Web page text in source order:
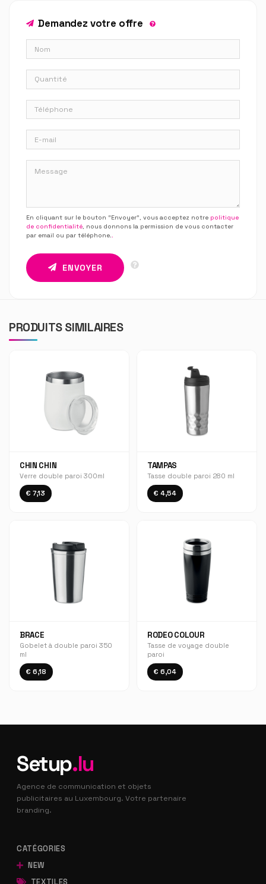
Demandez votre offre
En cliquant sur le bouton “Envoyer”, vous acceptez notre politique
de confidentialité, nous donnons la permission de vous contacter
par email ou par téléphone..
ENVOYER
PRODUITS SIMILAIRES
CHIN CHIN
Verre double paroi 300ml
€ 7,13
TAMPAS
Tasse double paroi 280 ml
€ 4,54
BRACE
Gobelet à double paroi 350
ml
€ 6,18
RODEO COLOUR
Tasse de voyage double
paroi
€ 6,04
Setup.lu
Agence de communication et objets
publicitaires au Luxembourg. Votre partenaire
branding.
CATÉGORIES
NEW